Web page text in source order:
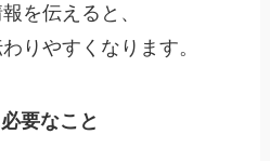
を伝えると、
りやすくなります。
要なこと